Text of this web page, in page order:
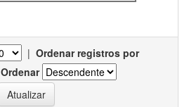
| Ordenar registros por
Ordenar